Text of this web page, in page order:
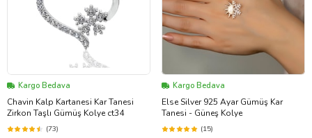
Kargo Bedava
Chavin Kalp Kartanesi Kar Tanesi
Zirkon Taşlı Gümüş Kolye ct34
(73)
Kargo Bedava
Else Silver 925 Ayar Gümüş Kar
Tanesi - Güneş Kolye
(15)